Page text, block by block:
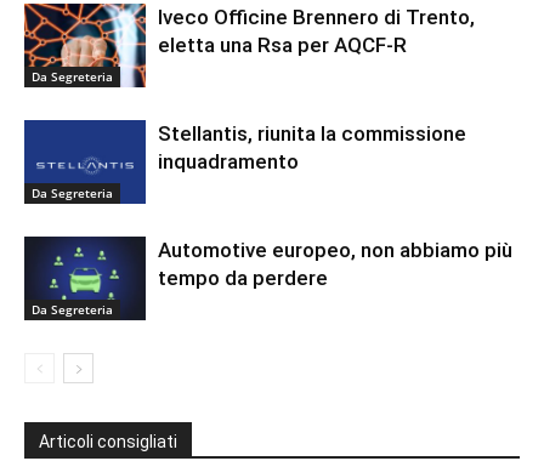
Da Segreteria
Iveco Officine Brennero di Trento,
eletta una Rsa per AQCF-R
Da Segreteria
Stellantis, riunita la commissione
inquadramento
Da Segreteria
Automotive europeo, non abbiamo più
tempo da perdere
Articoli consigliati